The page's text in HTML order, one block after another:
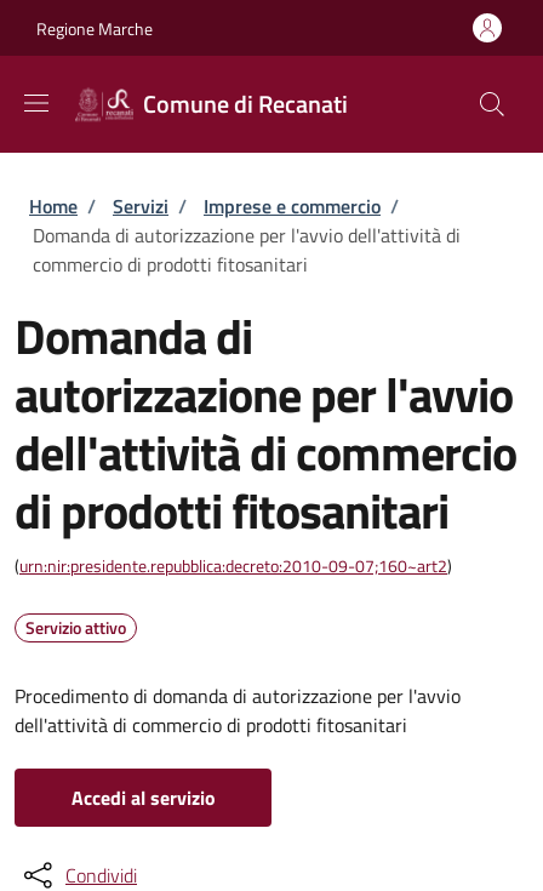
Regione Marche
Comune di Recanati
Briciole di pane
Home / Servizi / Imprese e commercio /
Domanda di autorizzazione per l'avvio dell'attività di
commercio di prodotti fitosanitari
Domanda di
autorizzazione per l'avvio
dell'attività di commercio
di prodotti fitosanitari
(urn:nir:presidente.repubblica:decreto:2010-09-07;160~art2)
Servizio attivo
Procedimento di domanda di autorizzazione per l'avvio
dell'attività di commercio di prodotti fitosanitari
Accedi al servizio
Condividi